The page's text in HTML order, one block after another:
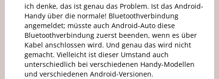
ich denke, das ist genau das Problem. Ist das Android-
Handy über die normale! Bluetoothverbindung
angemeldet; müsste auch Android-Auto diese
Bluetoothverbindung zuerst beenden, wenn es über
Kabel anschlossen wird. Und genau das wird nicht
gemacht. Vielleicht ist dieser Umstand auch
unterschiedlich bei verschiedenen Handy-Modellen
und verschiedenen Android-Versionen.